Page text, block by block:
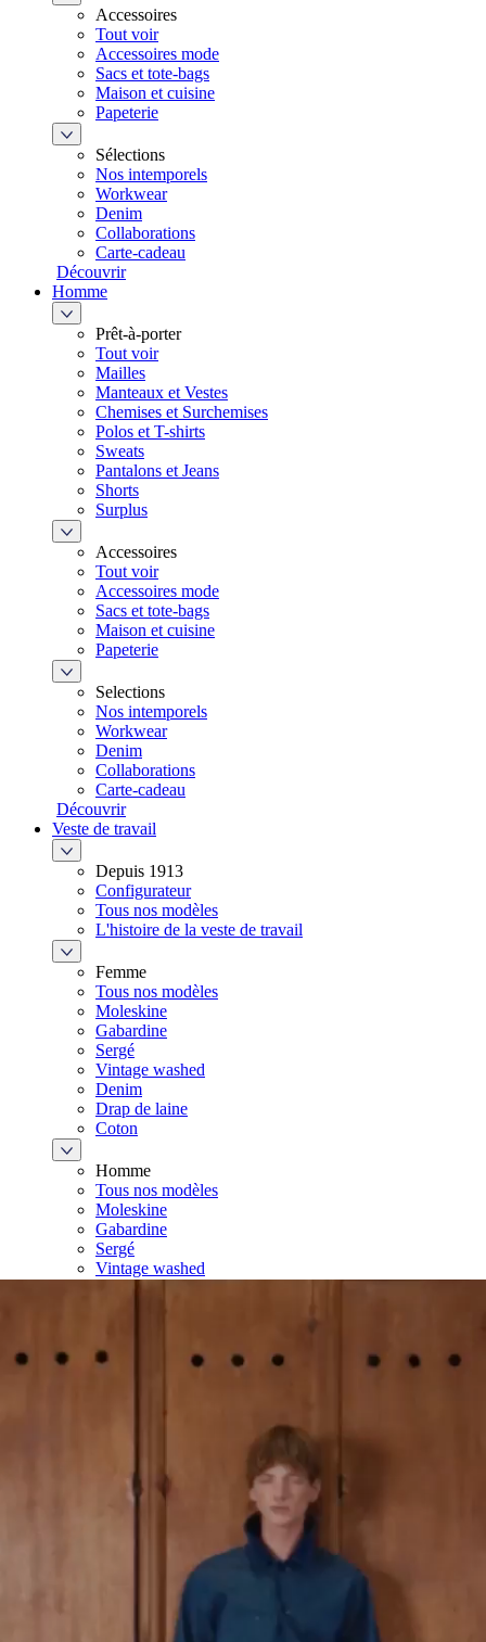
Accessoires
Tout voir
Accessoires mode
Sacs et tote-bags
Maison et cuisine
Papeterie
Sélections
Nos intemporels
Workwear
Denim
Collaborations
Carte-cadeau
Découvrir
Homme
Prêt-à-porter
Tout voir
Mailles
Manteaux et Vestes
Chemises et Surchemises
Polos et T-shirts
Sweats
Pantalons et Jeans
Shorts
Surplus
Accessoires
Tout voir
Accessoires mode
Sacs et tote-bags
Maison et cuisine
Papeterie
Selections
Nos intemporels
Workwear
Denim
Collaborations
Carte-cadeau
Découvrir
Veste de travail
Depuis 1913
Configurateur
Tous nos modèles
L'histoire de la veste de travail
Femme
Tous nos modèles
Moleskine
Gabardine
Sergé
Vintage washed
Denim
Drap de laine
Coton
Homme
Tous nos modèles
Moleskine
Gabardine
Sergé
Vintage washed
Velours côtelé
Coton
Découvrir
La marque
L'histoire de la marque
L'histoire de la veste de travail
Tous nos articles